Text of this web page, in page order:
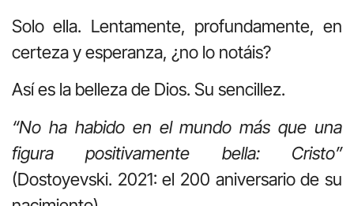
Solo ella. Lentamente, profundamente, en
certeza y esperanza, ¿no lo notáis?
Así es la belleza de Dios. Su sencillez.
“No ha habido en el mundo más que una
figura positivamente bella: Cristo”
(Dostoyevski. 2021: el 200 aniversario de su